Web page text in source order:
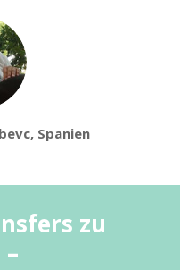
Spanien
zu